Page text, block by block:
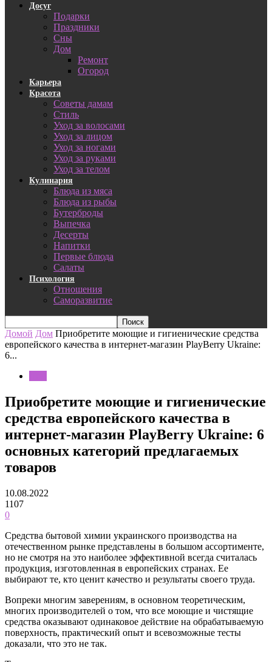
Досуг
Подарки
Праздники
Сны
Дом
Ремонт
Огород
Карьера
Красота
Советы дамам
Стиль
Уход за волосами
Уход за лицом
Уход за ногами
Уход за руками
Уход за телом
Кулинария
Блюда из мяса
Блюда из рыбы
Бутерброды
Выпечка
Десерты
Напитки
Первые блюда
Салаты
Психология
Отношения
Саморазвитие
Домой Дом Приобретите моющие и гигиенические средства
европейского качества в интернет-магазин PlayBerry Ukraine:
6...
Приобретите моющие и гигиенические
средства европейского качества в
интернет-магазин PlayBerry Ukraine: 6
основных категорий предлагаемых
товаров
10.08.2022
1107
0
Средства бытовой химии украинского производства на
отечественном рынке представлены в большом ассортименте,
но не смотря на это наиболее эффективной всегда считалась
продукция, изготовленная в европейских странах. Ее
выбирают те, кто ценит качество и результаты своего труда.
Вопреки многим заверениям, в основном теоретическим,
многих производителей о том, что все моющие и чистящие
средства оказывают одинаковое действие на обрабатываемую
поверхность, практический опыт и всевозможные тесты
доказали, что это не так.